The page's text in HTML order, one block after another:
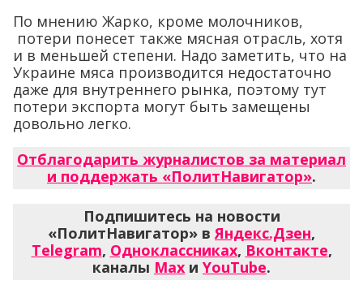
По мнению Жарко, кроме молочников,
потери понесет также мясная отрасль, хотя
и в меньшей степени. Надо заметить, что на
Украине мяса производится недостаточно
даже для внутреннего рынка, поэтому тут
потери экспорта могут быть замещены
довольно легко.
Отблагодарить журналистов за материал
и поддержать «ПолитНавигатор».
Подпишитесь на новости
«ПолитНавигатор» вЯндекс.Дзен,
Telegram, Одноклассниках, Вконтакте,
каналы Max и YouTube.